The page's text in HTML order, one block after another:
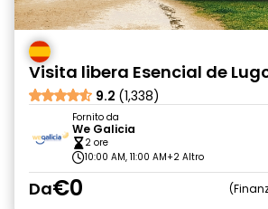
Visita libera Esencial de
9.2 (1,338)
Fornito da
We Galicia
2 ore
10:00 AM, 11:00 AM+2 Altro
Da€0